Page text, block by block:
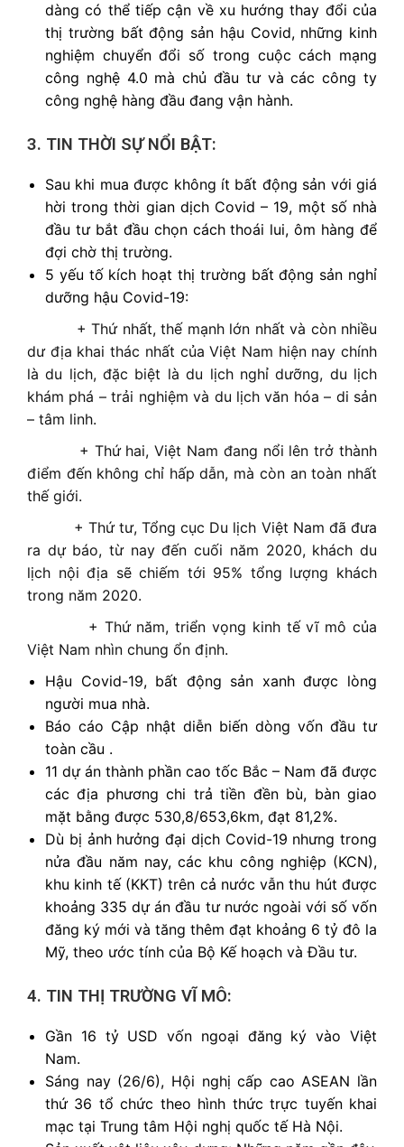
dàng có thể tiếp cận về xu hướng thay đổi của
thị trường bất động sản hậu Covid, những kinh
nghiệm chuyển đổi số trong cuộc cách mạng
công nghệ 4.0 mà chủ đầu tư và các công ty
công nghệ hàng đầu đang vận hành.
3. TIN THỜI SỰ NỔI BẬT:
Sau khi mua được không ít bất động sản với giá
hời trong thời gian dịch Covid – 19, một số nhà
đầu tư bắt đầu chọn cách thoái lui, ôm hàng để
đợi chờ thị trường.
5 yếu tố kích hoạt thị trường bất động sản nghỉ
dưỡng hậu Covid-19:
+ Thứ nhất, thế mạnh lớn nhất và còn nhiều
dư địa khai thác nhất của Việt Nam hiện nay chính
là du lịch, đặc biệt là du lịch nghỉ dưỡng, du lịch
khám phá – trải nghiệm và du lịch văn hóa – di sản
– tâm linh.
+ Thứ hai, Việt Nam đang nổi lên trở thành
điểm đến không chỉ hấp dẫn, mà còn an toàn nhất
thế giới.
+ Thứ tư, Tổng cục Du lịch Việt Nam đã đưa
ra dự báo, từ nay đến cuối năm 2020, khách du
lịch nội địa sẽ chiếm tới 95% tổng lượng khách
trong năm 2020.
+ Thứ năm, triển vọng kinh tế vĩ mô của
Việt Nam nhìn chung ổn định.
Hậu Covid-19, bất động sản xanh được lòng
người mua nhà.
Báo cáo Cập nhật diễn biến dòng vốn đầu tư
toàn cầu .
11 dự án thành phần cao tốc Bắc – Nam đã được
các địa phương chi trả tiền đền bù, bàn giao
mặt bằng được 530,8/653,6km, đạt 81,2%.
Dù bị ảnh hưởng đại dịch Covid-19 nhưng trong
nửa đầu năm nay, các khu công nghiệp (KCN),
khu kinh tế (KKT) trên cả nước vẫn thu hút được
khoảng 335 dự án đầu tư nước ngoài với số vốn
đăng ký mới và tăng thêm đạt khoảng 6 tỷ đô la
Mỹ, theo ước tính của Bộ Kế hoạch và Đầu tư.
4. TIN THỊ TRƯỜNG VĨ MÔ:
Gần 16 tỷ USD vốn ngoại đăng ký vào Việt
Nam.
Sáng nay (26/6), Hội nghị cấp cao ASEAN lần
thứ 36 tổ chức theo hình thức trực tuyến khai
mạc tại Trung tâm Hội nghị quốc tế Hà Nội.